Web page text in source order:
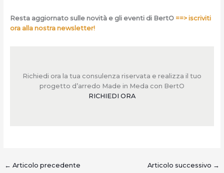
Resta aggiornato sulle novità e gli eventi di BertO ==> iscriviti
ora alla nostra newsletter!
Richiedi ora la tua consulenza riservata e realizza il tuo
progetto d’arredo Made in Meda con BertO
RICHIEDI ORA
← Articolo precedente Articolo successivo →